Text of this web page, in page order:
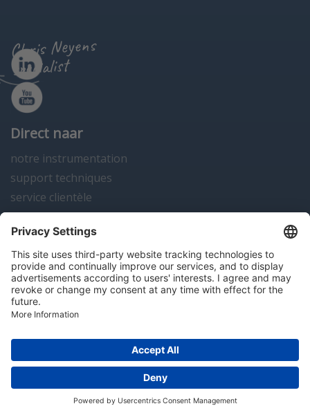
Chris Neyens
specialist
Direct naar
notre instrumentation
support techniques
service clientèle
actualités
contact
Algemene voorwaarden Disclaimer
Colofon
Copyright; 2026 Hitma B.V.. Tous droits réservés.